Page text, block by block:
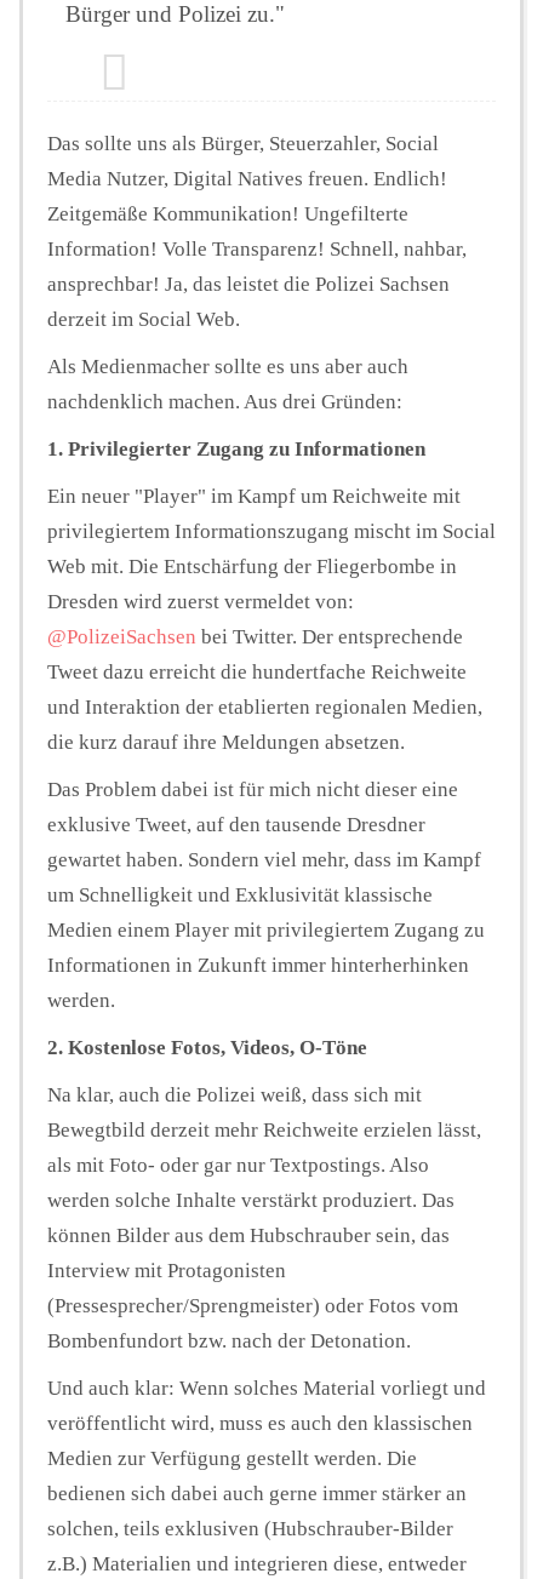
Bürger und Polizei zu."
Das sollte uns als Bürger, Steuerzahler, Social
Media Nutzer, Digital Natives freuen. Endlich!
Zeitgemäße Kommunikation! Ungefilterte
Information! Volle Transparenz! Schnell, nahbar,
ansprechbar! Ja, das leistet die Polizei Sachsen
derzeit im Social Web.
Als Medienmacher sollte es uns aber auch
nachdenklich machen. Aus drei Gründen:
1. Privilegierter Zugang zu Informationen
Ein neuer "Player" im Kampf um Reichweite mit
privilegiertem Informationszugang mischt im Social
Web mit. Die Entschärfung der Fliegerbombe in
Dresden wird zuerst vermeldet von:
@PolizeiSachsen bei Twitter. Der entsprechende
Tweet dazu erreicht die hundertfache Reichweite
und Interaktion der etablierten regionalen Medien,
die kurz darauf ihre Meldungen absetzen.
Das Problem dabei ist für mich nicht dieser eine
exklusive Tweet, auf den tausende Dresdner
gewartet haben. Sondern viel mehr, dass im Kampf
um Schnelligkeit und Exklusivität klassische
Medien einem Player mit privilegiertem Zugang zu
Informationen in Zukunft immer hinterherhinken
werden.
2. Kostenlose Fotos, Videos, O-Töne
Na klar, auch die Polizei weiß, dass sich mit
Bewegtbild derzeit mehr Reichweite erzielen lässt,
als mit Foto- oder gar nur Textpostings. Also
werden solche Inhalte verstärkt produziert. Das
können Bilder aus dem Hubschrauber sein, das
Interview mit Protagonisten
(Pressesprecher/Sprengmeister) oder Fotos vom
Bombenfundort bzw. nach der Detonation.
Und auch klar: Wenn solches Material vorliegt und
veröffentlicht wird, muss es auch den klassischen
Medien zur Verfügung gestellt werden. Die
bedienen sich dabei auch gerne immer stärker an
solchen, teils exklusiven (Hubschrauber-Bilder
z.B.) Materialien und integrieren diese, entweder